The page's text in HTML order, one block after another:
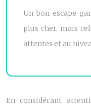
Un bon escape
plus cher, mais
attentes et au
En considérant